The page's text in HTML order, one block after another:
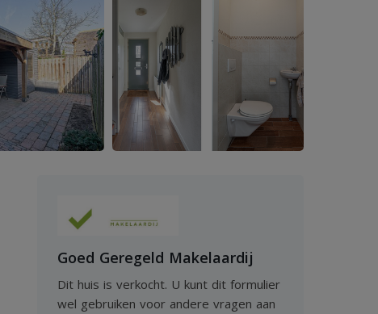
Goed Geregeld Makelaardij
Dit huis is verkocht. U kunt dit formulier
wel gebruiken voor andere vragen aan